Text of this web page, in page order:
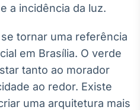
notícias e
Broadcast
Fundos
A melhor
plataforma para
de investimento
a incidência da luz.
tornar uma referência
em Brasília. O verde
tanto ao morador
ao redor. Existe
uma arquitetura mais